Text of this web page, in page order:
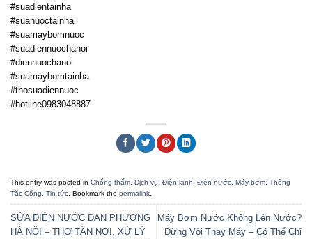
#suadientainha
#suanuoctainha
#suamaybomnuoc
#suadiennuochanoi
#diennuochanoi
#suamaybomtainha
#thosuadiennuoc
#hotline0983048887
This entry was posted in Chống thấm Dịch vụ Điện lạnh Điện nước Máy bơm Thông
Tắc Cống
Tin tức . Bookmark the permalink
SỬA ĐIỆN NƯỚC ĐAN PHƯỢNG
HÀ NỘI – THỢ TẬN NƠI, XỬ LÝ
Máy Bơm Nước Không Lên Nước?
Đừng Vội Thay Máy – Có Thể Chỉ